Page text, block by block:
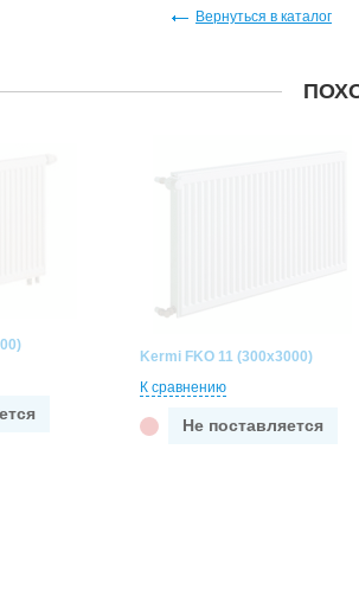
Вернуться в каталог
Kermi FKO 11 (300x3000)
К сравнению
Не поставляется